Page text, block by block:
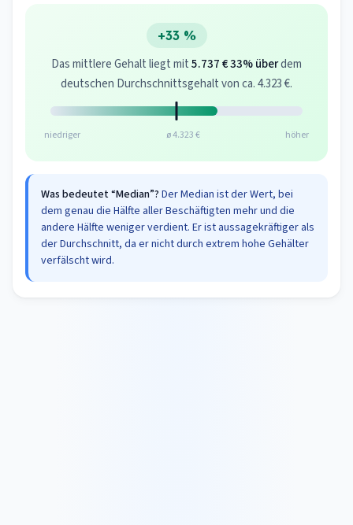
+33 %
Das mittlere Gehalt liegt mit5.737 €33% überdem
deutschen Durchschnittsgehalt von ca. 4.323 €.
niedriger ø 4.323 € höher
Was bedeutet “Median”? Der Median ist der Wert, bei
dem genau die Hälfte aller Beschäftigten mehr und die
andere Hälfte weniger verdient. Er ist aussagekräftiger als
der Durchschnitt, da er nicht durch extrem hohe Gehälter
verfälscht wird.